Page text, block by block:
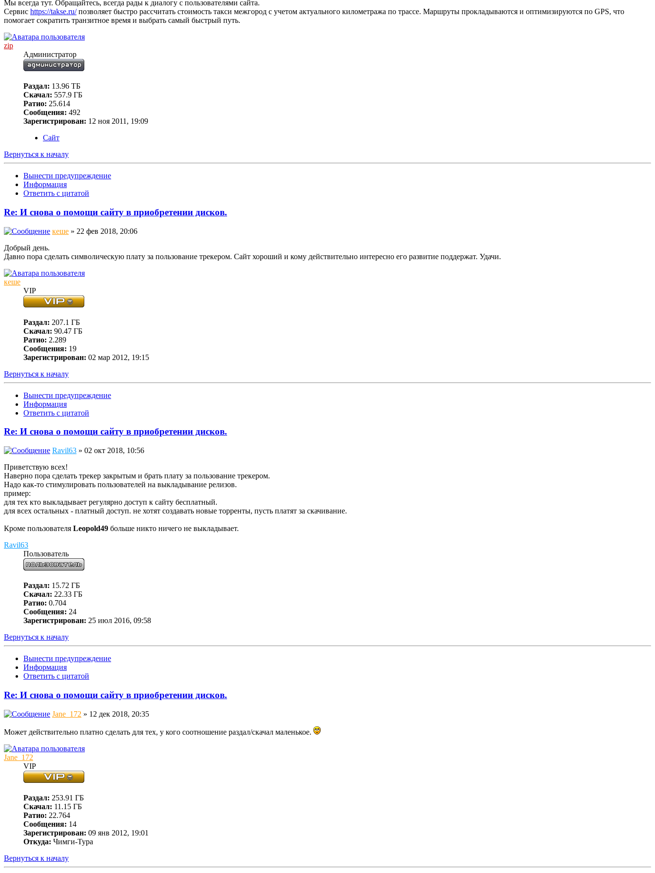
Мы всегда тут. Обращайтесь, всегда рады к диалогу с пользователями сайта.
Сервис https://takse.ru/позволяет быстро рассчитать стоимость такси межгород с учетом актуального километража по трассе. Маршруты прокладываются и оптимизируются по GPS, что
помогает сократить транзитное время и выбрать самый быстрый путь.
zip
Администратор
Раздал: 13.96 ТБ
Скачал: 557.9 ГБ
Ратио: 25.614
Сообщения: 492
Зарегистрирован: 12 ноя 2011, 19:09
Сайт
Вернуться к началу
Вынести предупреждение
Информация
Ответить с цитатой
Re: И снова о помощи сайту в приобретении дисков.
кеше » 22 фев 2018, 20:06
Добрый день.
Давно пора сделать символическую плату за пользование трекером. Сайт хороший и кому действительно интересно его развитие поддержат. Удачи.
кеше
VIP
Раздал: 207.1 ГБ
Скачал: 90.47 ГБ
Ратио: 2.289
Сообщения: 19
Зарегистрирован: 02 мар 2012, 19:15
Вернуться к началу
Вынести предупреждение
Информация
Ответить с цитатой
Re: И снова о помощи сайту в приобретении дисков.
Ravil63 » 02 окт 2018, 10:56
Приветствую всех!
Наверно пора сделать трекер закрытым и брать плату за пользование трекером.
Надо как-то стимулировать пользователей на выкладывание релизов.
пример:
для тех кто выкладывает регулярно доступ к сайту бесплатный.
для всех остальных - платный доступ. не хотят создавать новые торренты, пусть платят за скачивание.
Кроме пользователя Leopold49 больше никто ничего не выкладывает.
Ravil63
Пользователь
Раздал: 15.72 ГБ
Скачал: 22.33 ГБ
Ратио: 0.704
Сообщения: 24
Зарегистрирован: 25 июл 2016, 09:58
Вернуться к началу
Вынести предупреждение
Информация
Ответить с цитатой
Re: И снова о помощи сайту в приобретении дисков.
Jane_172 » 12 дек 2018, 20:35
Может действительно платно сделать для тех, у кого соотношение раздал/скачал маленькое.
Jane_172
VIP
Раздал: 253.91 ГБ
Скачал: 11.15 ГБ
Ратио: 22.764
Сообщения: 14
Зарегистрирован: 09 янв 2012, 19:01
Откуда: Чимги-Тура
Вернуться к началу